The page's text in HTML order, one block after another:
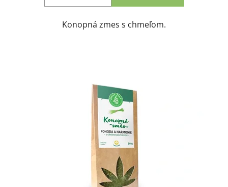
Konopná zmes s chmeľom.